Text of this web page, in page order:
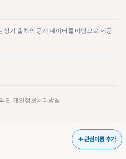
➕ 관심이름 추가
상기 출처의 공개 데이터를 바탕으로 제공
관·개인정보처리방침